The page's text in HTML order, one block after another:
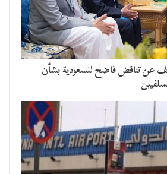
تناقض فاضح للسعودية بشأن